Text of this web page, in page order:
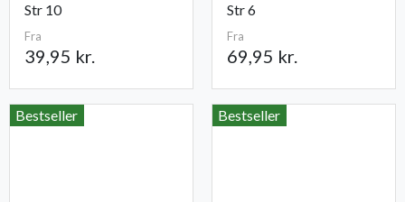
Str 10
Fra
39,95 kr.
Str 6
Fra
69,95 kr.
Bestseller Bestseller